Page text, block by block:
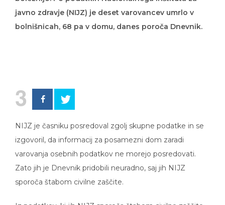
javno zdravje (NIJZ) je deset varovancev umrlo v
bolnišnicah, 68 pa v domu, danes poroča Dnevnik.
3
izgovoril, da informacij za posamezni dom zaradi
varovanja osebnih podatkov ne morejo posredovati.
Zato jih je Dnevnik pridobili neuradno, saj jih NIJZ
sporoča štabom civilne zaščite.